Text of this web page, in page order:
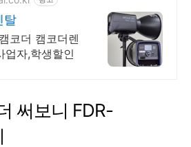
탈
코더 캠코더렌
업자,학생할인
써보니 FDR-